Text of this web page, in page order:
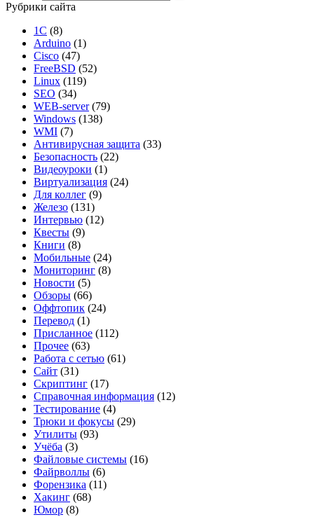
Рубрики сайта
1С (8)
Arduino (1)
Cisco (47)
FreeBSD (52)
Linux (119)
SEO (34)
WEB-server(79)
Windows (138)
WMI (7)
Антивирусная защита (33)
Безопасность (22)
Видеоуроки (1)
Виртуализация (24)
Для коллег (9)
Железо (131)
Интервью (12)
Квесты (9)
Книги (8)
Мобильные (24)
Мониторинг (8)
Новости (5)
Обзоры (66)
Оффтопик (24)
Перевод (1)
Присланное (112)
Прочее (63)
Работа с сетью (61)
Сайт (31)
Скриптинг (17)
Справочная информация (12)
Тестирование (4)
Трюки и фокусы (29)
Утилиты (93)
Учёба (3)
Файловые системы (16)
Файрволлы (6)
Форензика (11)
Хакинг (68)
Юмор (8)